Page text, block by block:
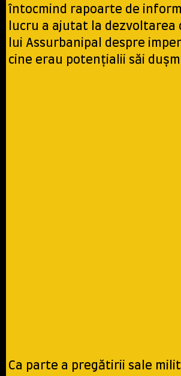
întocmind rapoarte de
lucru a ajutat la
lui Assurbanipal despre
cine erau potențialii săi
Ca parte a pregătirii sale